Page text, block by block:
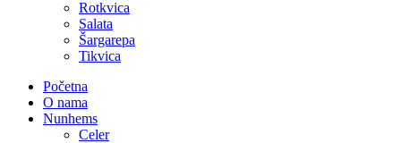
Rotkvica
Salata
Šargarepa
Tikvica
Početna
O nama
Nunhems
Celer